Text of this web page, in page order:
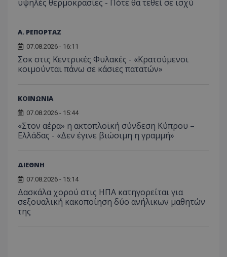
υψηλές θερμοκρασίες - Πότε θα τεθεί σε ισχύ
Α. ΡΕΠΟΡΤΑΖ
07.08.2026 - 16:11
Σοκ στις Κεντρικές Φυλακές - «Κρατούμενοι
κοιμούνται πάνω σε κάσιες πατατών»
ΚΟΙΝΩΝΙΑ
07.08.2026 - 15:44
«Στον αέρα» η ακτοπλοϊκή σύνδεση Κύπρου –
Ελλάδας - «Δεν έγινε βιώσιμη η γραμμή»
ΔΙΕΘΝΗ
07.08.2026 - 15:14
Δασκάλα χορού στις ΗΠΑ κατηγορείται για
σεξουαλική κακοποίηση δύο ανήλικων μαθητών
της